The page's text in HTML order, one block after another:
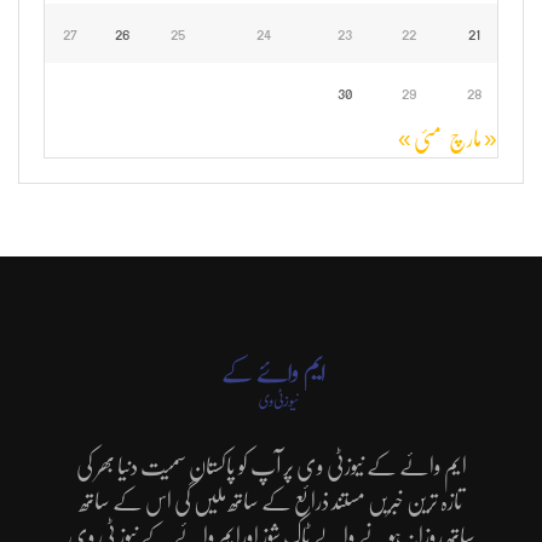
21
22
23
24
25
26
27
28
29
30
« مارچ مئی »
ایم وائے کے نیوزٹی وی پر آپ کو پاکستان سمیت دنیا بھر کی
تازہ ترین خبریں مستند ذرائع کے ساتھ ملیں گی اس کے ساتھ
ساتھ روزانہ ہونے والے ٹاک شوز اورایم وائے کے نیوز ٹی وی